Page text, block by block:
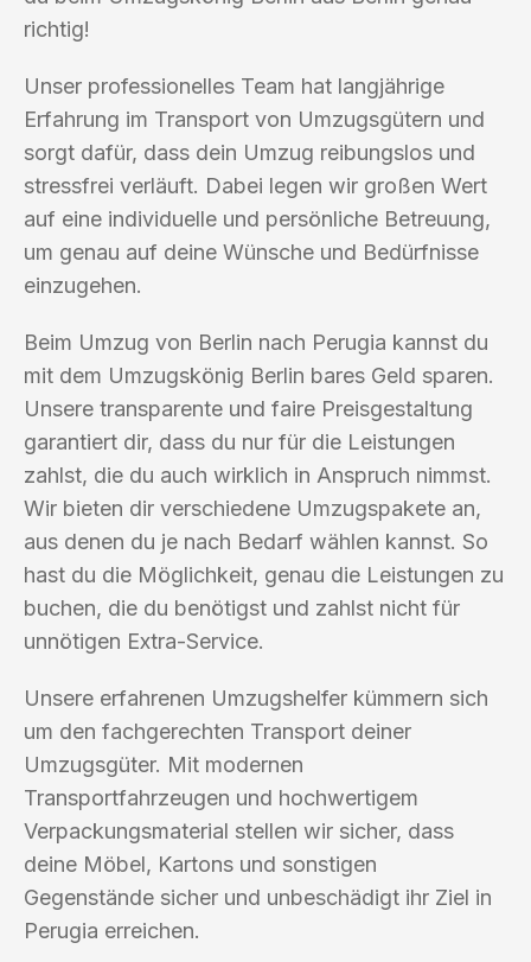
richtig!
Unser professionelles Team hat langjährige
Erfahrung im Transport von Umzugsgütern und
sorgt dafür, dass dein Umzug reibungslos und
stressfrei verläuft. Dabei legen wir großen Wert
auf eine individuelle und persönliche Betreuung,
um genau auf deine Wünsche und Bedürfnisse
einzugehen.
Beim Umzug von Berlin nach Perugia kannst du
mit dem Umzugskönig Berlin bares Geld sparen.
Unsere transparente und faire Preisgestaltung
garantiert dir, dass du nur für die Leistungen
zahlst, die du auch wirklich in Anspruch nimmst.
Wir bieten dir verschiedene Umzugspakete an,
aus denen du je nach Bedarf wählen kannst. So
hast du die Möglichkeit, genau die Leistungen zu
buchen, die du benötigst und zahlst nicht für
unnötigen Extra-Service.
Unsere erfahrenen Umzugshelfer kümmern sich
um den fachgerechten Transport deiner
Umzugsgüter. Mit modernen
Transportfahrzeugen und hochwertigem
Verpackungsmaterial stellen wir sicher, dass
deine Möbel, Kartons und sonstigen
Gegenstände sicher und unbeschädigt ihr Ziel in
Perugia erreichen.